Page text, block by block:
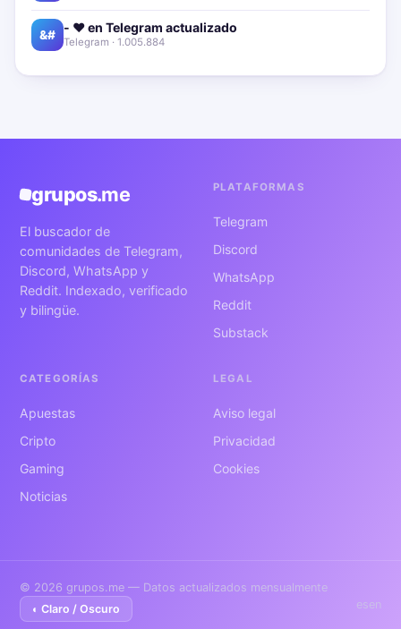
&# - ❤️ en Telegram actualizado📱🔥
Telegram · 1.005.884
grupos.me
El buscador de
comunidades de Telegram,
Discord, WhatsApp y
Reddit. Indexado, verificado
y bilingüe.
PLATAFORMAS
Telegram
Discord
WhatsApp
Reddit
Substack
CATEGORÍAS
Apuestas
Cripto
Gaming
Noticias
LEGAL
Aviso legal
Privacidad
Cookies
© 2026 grupos.me — Datos actualizados mensualmente
◐ Claro / Oscuro
esen